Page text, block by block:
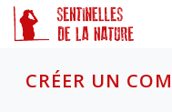
CRÉER UN
Panneau de gestion des